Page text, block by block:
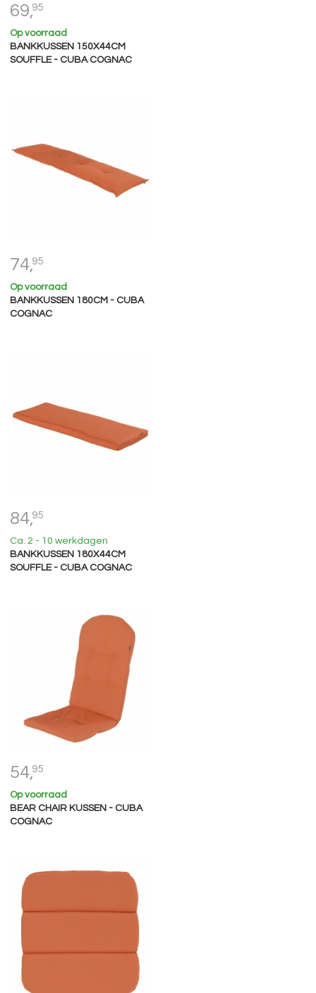
69,95
Op voorraad
BANKKUSSEN 150X44CM
SOUFFLE - CUBA COGNAC
74,95
Op voorraad
BANKKUSSEN 180CM - CUBA
COGNAC
84,95
Ca. 2 - 10 werkdagen
BANKKUSSEN 180X44CM
SOUFFLE - CUBA COGNAC
54,95
Op voorraad
BEAR CHAIR KUSSEN - CUBA
COGNAC